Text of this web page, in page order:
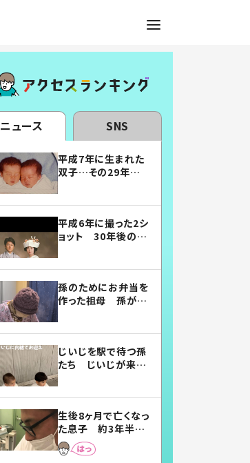
ニュース SNS
平成7年に生まれた
双子…その29年後
平成6年に撮った2シ
ョット 30年後の姿
孫のためにお弁当を
作った祖母 孫が絶
じいじを駅で待つ孫
たち じいじが来た
まらない」「幸せにな
れる」
生後8ヶ月で亡くなっ
た息子 約3年半
後、当時の妻の日記
に書いてあった本音